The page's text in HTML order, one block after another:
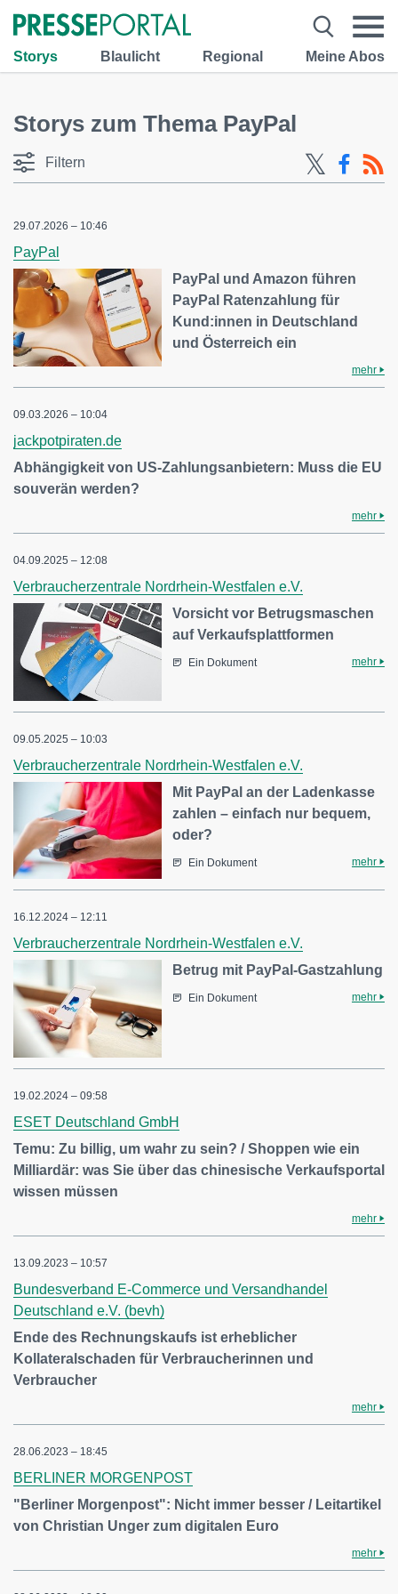
Storys Blaulicht Regional Meine Abos
Storys zum Thema PayPal
Filtern
29.07.2026 – 10:46
PayPal
PayPal und Amazon führen
PayPal Ratenzahlung für
Kund:innen in Deutschland
und Österreich ein
mehr
09.03.2026 – 10:04
jackpotpiraten.de
Abhängigkeit von US-Zahlungsanbietern: Muss die EU
souverän werden?
mehr
04.09.2025 – 12:08
Verbraucherzentrale Nordrhein-Westfalen e.V.
Vorsicht vor Betrugsmaschen
auf Verkaufsplattformen
Ein Dokument mehr
09.05.2025 – 10:03
Verbraucherzentrale Nordrhein-Westfalen e.V.
Mit PayPal an der Ladenkasse
zahlen – einfach nur bequem,
oder?
Ein Dokument mehr
16.12.2024 – 12:11
Verbraucherzentrale Nordrhein-Westfalen e.V.
Betrug mit PayPal-Gastzahlung
Ein Dokument mehr
19.02.2024 – 09:58
ESET Deutschland GmbH
Temu: Zu billig, um wahr zu sein? / Shoppen wie ein
Milliardär: was Sie über das chinesische Verkaufsportal
wissen müssen
mehr
13.09.2023 – 10:57
Bundesverband E-Commerce und Versandhandel
Deutschland e.V. (bevh)
Ende des Rechnungskaufs ist erheblicher
Kollateralschaden für Verbraucherinnen und
Verbraucher
mehr
28.06.2023 – 18:45
BERLINER MORGENPOST
"Berliner Morgenpost": Nicht immer besser / Leitartikel
von Christian Unger zum digitalen Euro
mehr